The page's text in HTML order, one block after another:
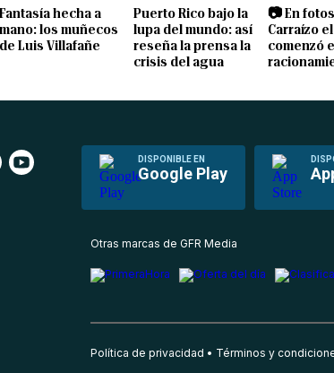
Fantasía hecha a
mano: los muñecos
de Luis Villafañe
Puerto Rico bajo la
lupa del mundo: así
reseña la prensa la
crisis del agua
📷 En
Carraízo
comenzó
DISPONIBLE EN
Google Play
Otras marcas de GFR Media
Política de privacidad Términos y